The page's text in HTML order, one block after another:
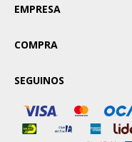
EMPRESA
COMPRA
SEGUINOS